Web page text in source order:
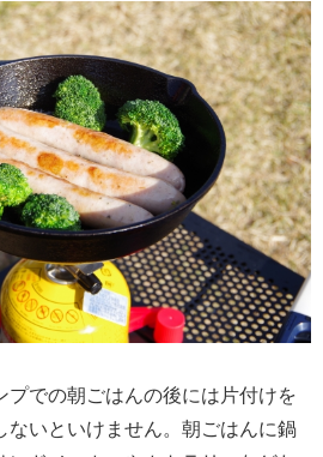
プでの朝ごはんの後には片付けを
ないといけません。朝ごはんに鍋